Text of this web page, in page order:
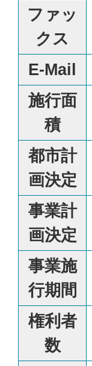
ファッ
クス
E-Mail
施行面
積
都市計
画決定
事業計
画決定
事業施
行期間
権利者
数